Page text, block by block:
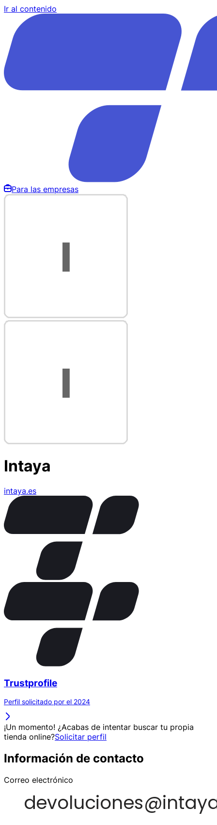
Ir al contenido
Para las empresas
Intaya
intaya.es
Trustprofile
Perfil solicitado por el 2024
¡Un momento! ¿Acabas de intentar buscar tu propia
tienda online?Solicitar perfil
Información de contacto
Correo electrónico